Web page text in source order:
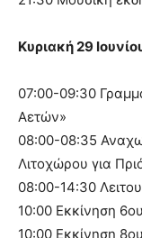
Κυριακή 29
07:00-09:30
Αετών»
08:00-08:35
Λιτοχώρου για
08:00-14:30
10:00 Εκκίνηση
10:00 Εκκίνηση